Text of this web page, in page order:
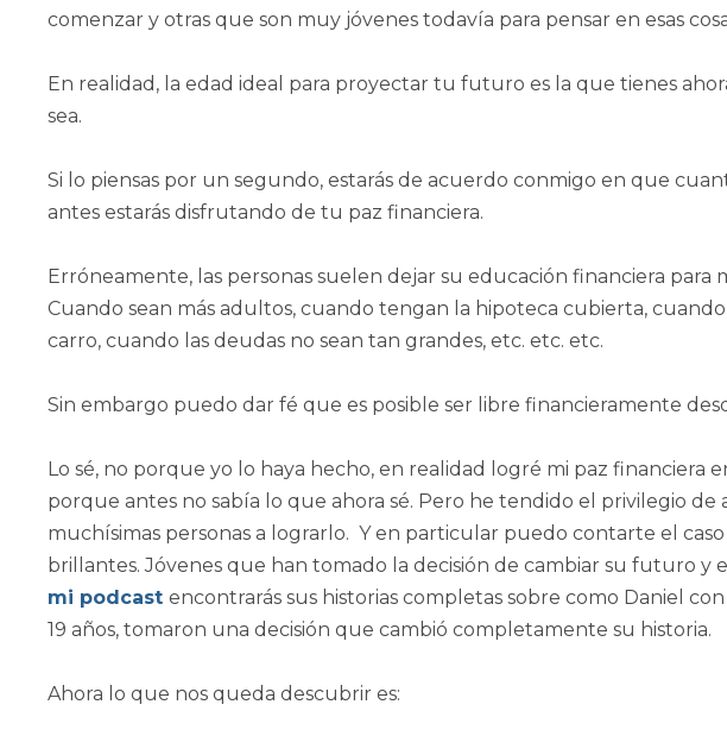
comenzar y otras que son muy jóvenes todavía para pensar en esas
En realidad, la edad ideal para proyectar tu futuro es la que tienes
sea.
Si lo piensas por un segundo, estarás de acuerdo conmigo en que
antes estarás disfrutando de tu paz financiera.
Erróneamente, las personas suelen dejar su educación financiera para
Cuando sean más adultos, cuando tengan la hipoteca cubierta, cuando
carro, cuando las deudas no sean tan grandes, etc. etc. etc.
Sin embargo puedo dar fé que es posible ser libre financieramente
Lo sé, no porque yo lo haya hecho, en realidad logré mi paz financiera
porque antes no sabía lo que ahora sé. Pero he tendido el privilegio de
muchísimas personas a lograrlo. Y en particular puedo contarte el
brillantes. Jóvenes que han tomado la decisión de cambiar su futuro y
mi podcast encontrarás sus historias completas sobre como Daniel con
19 años, tomaron una decisión que cambió completamente su historia.
Ahora lo que nos queda descubrir es: